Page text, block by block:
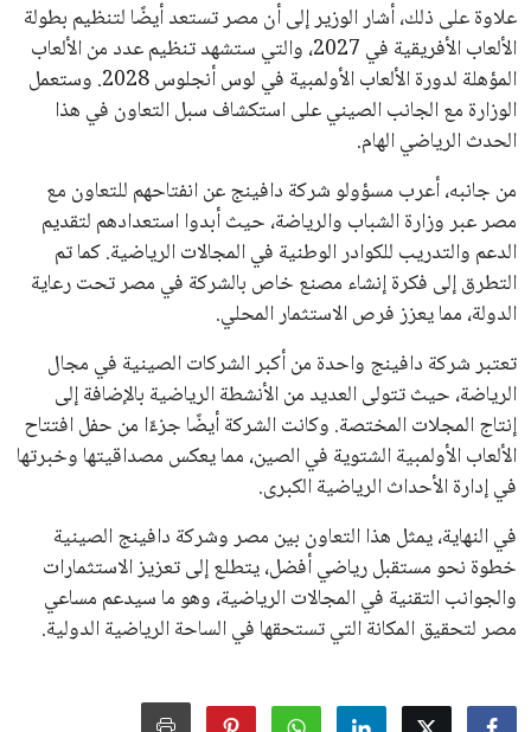
علاوة على ذلك، أشار الوزير إلى أن مصر تستعد أيضًا لتنظيم بطولة
الألعاب الأفريقية في 2027، والتي ستشهد تنظيم عدد من الألعاب
المؤهلة لدورة الألعاب الأولمبية في لوس أنجلوس 2028. وستعمل
الوزارة مع الجانب الصيني على استكشاف سبل التعاون في هذا
الحدث الرياضي الهام.
من جانبه، أعرب مسؤولو شركة دافينج عن انفتاحهم للتعاون مع
مصر عبر وزارة الشباب والرياضة، حيث أبدوا استعدادهم لتقديم
الدعم والتدريب للكوادر الوطنية في المجالات الرياضية. كما تم
التطرق إلى فكرة إنشاء مصنع خاص بالشركة في مصر تحت رعاية
الدولة، مما يعزز فرص الاستثمار المحلي.
تعتبر شركة دافينج واحدة من أكبر الشركات الصينية في مجال
الرياضة، حيث تتولى العديد من الأنشطة الرياضية بالإضافة إلى
إنتاج المجلات المختصة. وكانت الشركة أيضًا جزءًا من حفل افتتاح
الألعاب الأولمبية الشتوية في الصين، مما يعكس مصداقيتها وخبرتها
في إدارة الأحداث الرياضية الكبرى.
في النهاية، يمثل هذا التعاون بين مصر وشركة دافينج الصينية
خطوة نحو مستقبل رياضي أفضل، يتطلع إلى تعزيز الاستثمارات
والجوانب التقنية في المجالات الرياضية، وهو ما سيدعم مساعي
مصر لتحقيق المكانة التي تستحقها في الساحة الرياضية الدولية.